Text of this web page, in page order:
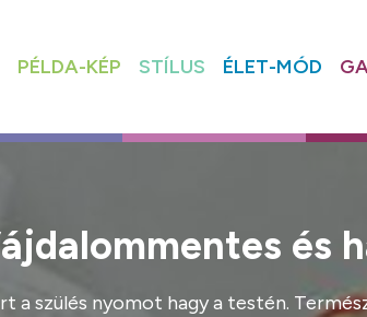
PÉLDA-KÉP STÍLUS ÉLET-MÓD
és
szülés nyomot hagy a testén.